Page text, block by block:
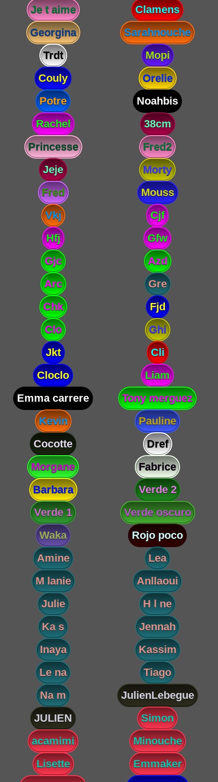
Je t aime
Clamens
Georgina
Sarahnouche
Trdt
Mopi
Couly
Orelie
Potre
Noahbis
Rachel
38cm
Princesse
Fred2
Jeje
Morty
Fred
Mouss
Vkj
Cjf
Hfj
Gfw
Gjc
Azd
Arc
Gre
Chk
Fjd
Clo
Ghi
Jkt
Cli
Cloclo
Liam
Emma carrere
Tony merguez
Kevin
Pauline
Cocotte
Dref
Morgane
Fabrice
Barbara
Verde 2
Verde 1
Verde oscuro
Waka
Rojo poco
Amine
Lea
M lanie
Anllaoui
Julie
H l ne
Ka s
Jennah
Inaya
Kassim
Le na
Tiago
Na m
JulienLebegue
JULIEN
Simon
acamimi
Minouche
Lisette
Emmaker